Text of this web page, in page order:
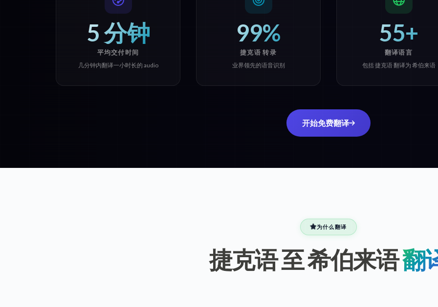
5 分钟
平均交付时间
几分钟内翻译一小时长的 audio
99%
捷克语 转录
业界领先的语音识别
55+
翻译语言
包括 捷克语 翻译为 希伯来语
开始免费翻译
为什么翻译
捷克语 至 希伯来语翻